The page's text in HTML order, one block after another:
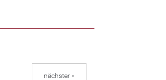
nächster »